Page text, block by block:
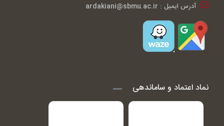
آدرس ایمیل : ardakiani@sbmu.ac.ir
نماد اعتماد و ساماندهی